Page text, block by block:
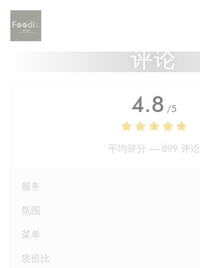
Cookie管理面板
评论
4.8 /5
平均评分 — 899 评论
服务
氛围
菜单
质价比